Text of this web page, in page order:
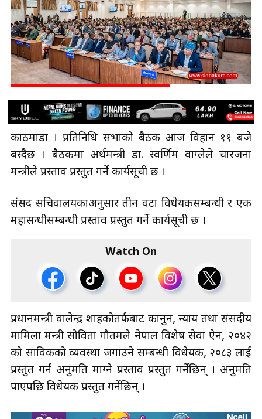
काठमाडौँ । प्रतिनिधि सभाको बैठक आज विहान ११ बजे
बस्दैछ । बैठकमा अर्थमन्त्री डा. स्वर्णिम वाग्लेले चारजना
मन्त्रीले प्रस्ताव प्रस्तुत गर्ने कार्यसूची छ ।
महासन्धीसम्बन्धी प्रस्ताव प्रस्तुत गर्ने कार्यसूची छ ।
मामिला मन्त्री सोविता गौतमले नेपाल विशेष सेवा ऐन, २०४२
को साविकको व्यवस्था जगाउने सम्बन्धी विधेयक, २०८३ लाई
प्रस्तुत गर्न अनुमति माग्ने प्रस्ताव प्रस्तुत गर्नेछिन् । अनुमति
पाएपछि विधेयक प्रस्तुत गर्नेछिन् ।